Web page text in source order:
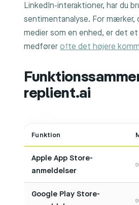
LinkedIn-interaktioner, har du
sentimentanalyse. For
medier som en enhed, er det
medfører ofte det højere
replient.ai
Funktion
Apple App Store-
anmeldelser
Google Play Store-